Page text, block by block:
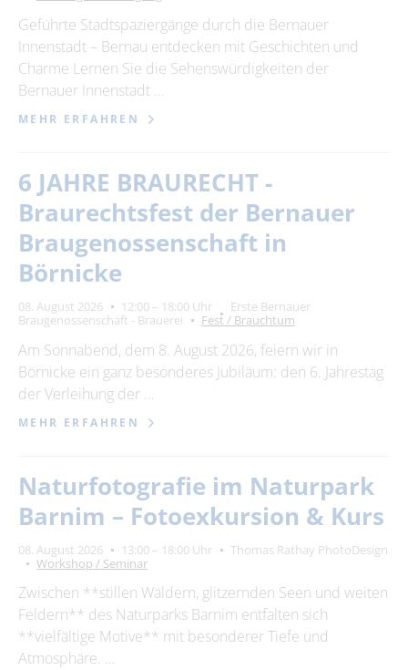
Geführte Stadtspaziergänge durch die Bernauer
Innenstadt – Bernau entdecken mit Geschichten und
Charme Lernen Sie die Sehenswürdigkeiten der
Bernauer Innenstadt …
MEHR ERFAHREN
6 JAHRE BRAURECHT -
Braurechtsfest der Bernauer
Braugenossenschaft in
Börnicke
08. August 2026 12:00 – 18:00 Uhr
Erste Bernauer
Braugenossenschaft - Brauerei
Fest / Brauchtum
Am Sonnabend, dem 8. August 2026, feiern wir in
Börnicke ein ganz besonderes Jubiläum: den 6. Jahrestag
der Verleihung der …
MEHR ERFAHREN
Naturfotografie im Naturpark
Barnim – Fotoexkursion & Kurs
08. August 2026 13:00 – 18:00 Uhr
Thomas Rathay PhotoDesign
Workshop / Seminar
Zwischen **stillen Wäldern, glitzernden Seen und weiten
Feldern** des Naturparks Barnim entfalten sich
**vielfältige Motive** mit besonderer Tiefe und
Atmosphäre. …